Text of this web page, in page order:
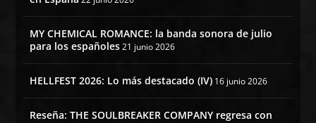
MY CHEMICAL ROMANCE: la banda sonora de julio
para los españoles 21 junio 2026
HELLFEST 2026: Lo más destacado (IV) 16 junio 2026
Reseña: THE SOULBREAKER COMPANY regresa con